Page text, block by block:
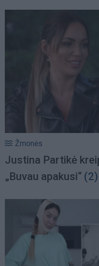
Žmonės
Justina Partikė
„Buvau apakusi“ (2)